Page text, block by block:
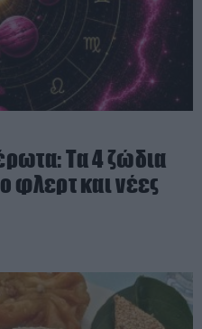
Τα 4 ζώδια
φλερτ και νέες